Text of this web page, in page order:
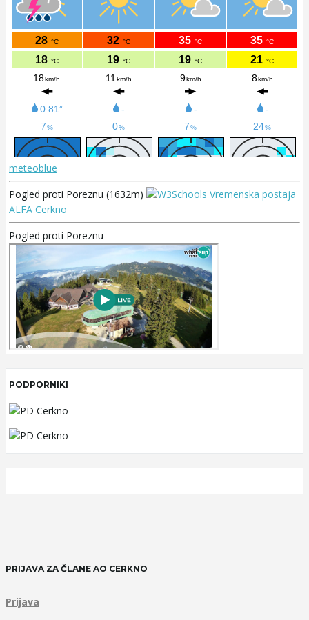
meteoblue
Pogled proti Poreznu (1632m)
Vremenska postaja
ALFA Cerkno
Pogled proti Poreznu
PODPORNIKI
PRIJAVA ZA ČLANE AO CERKNO
Prijava